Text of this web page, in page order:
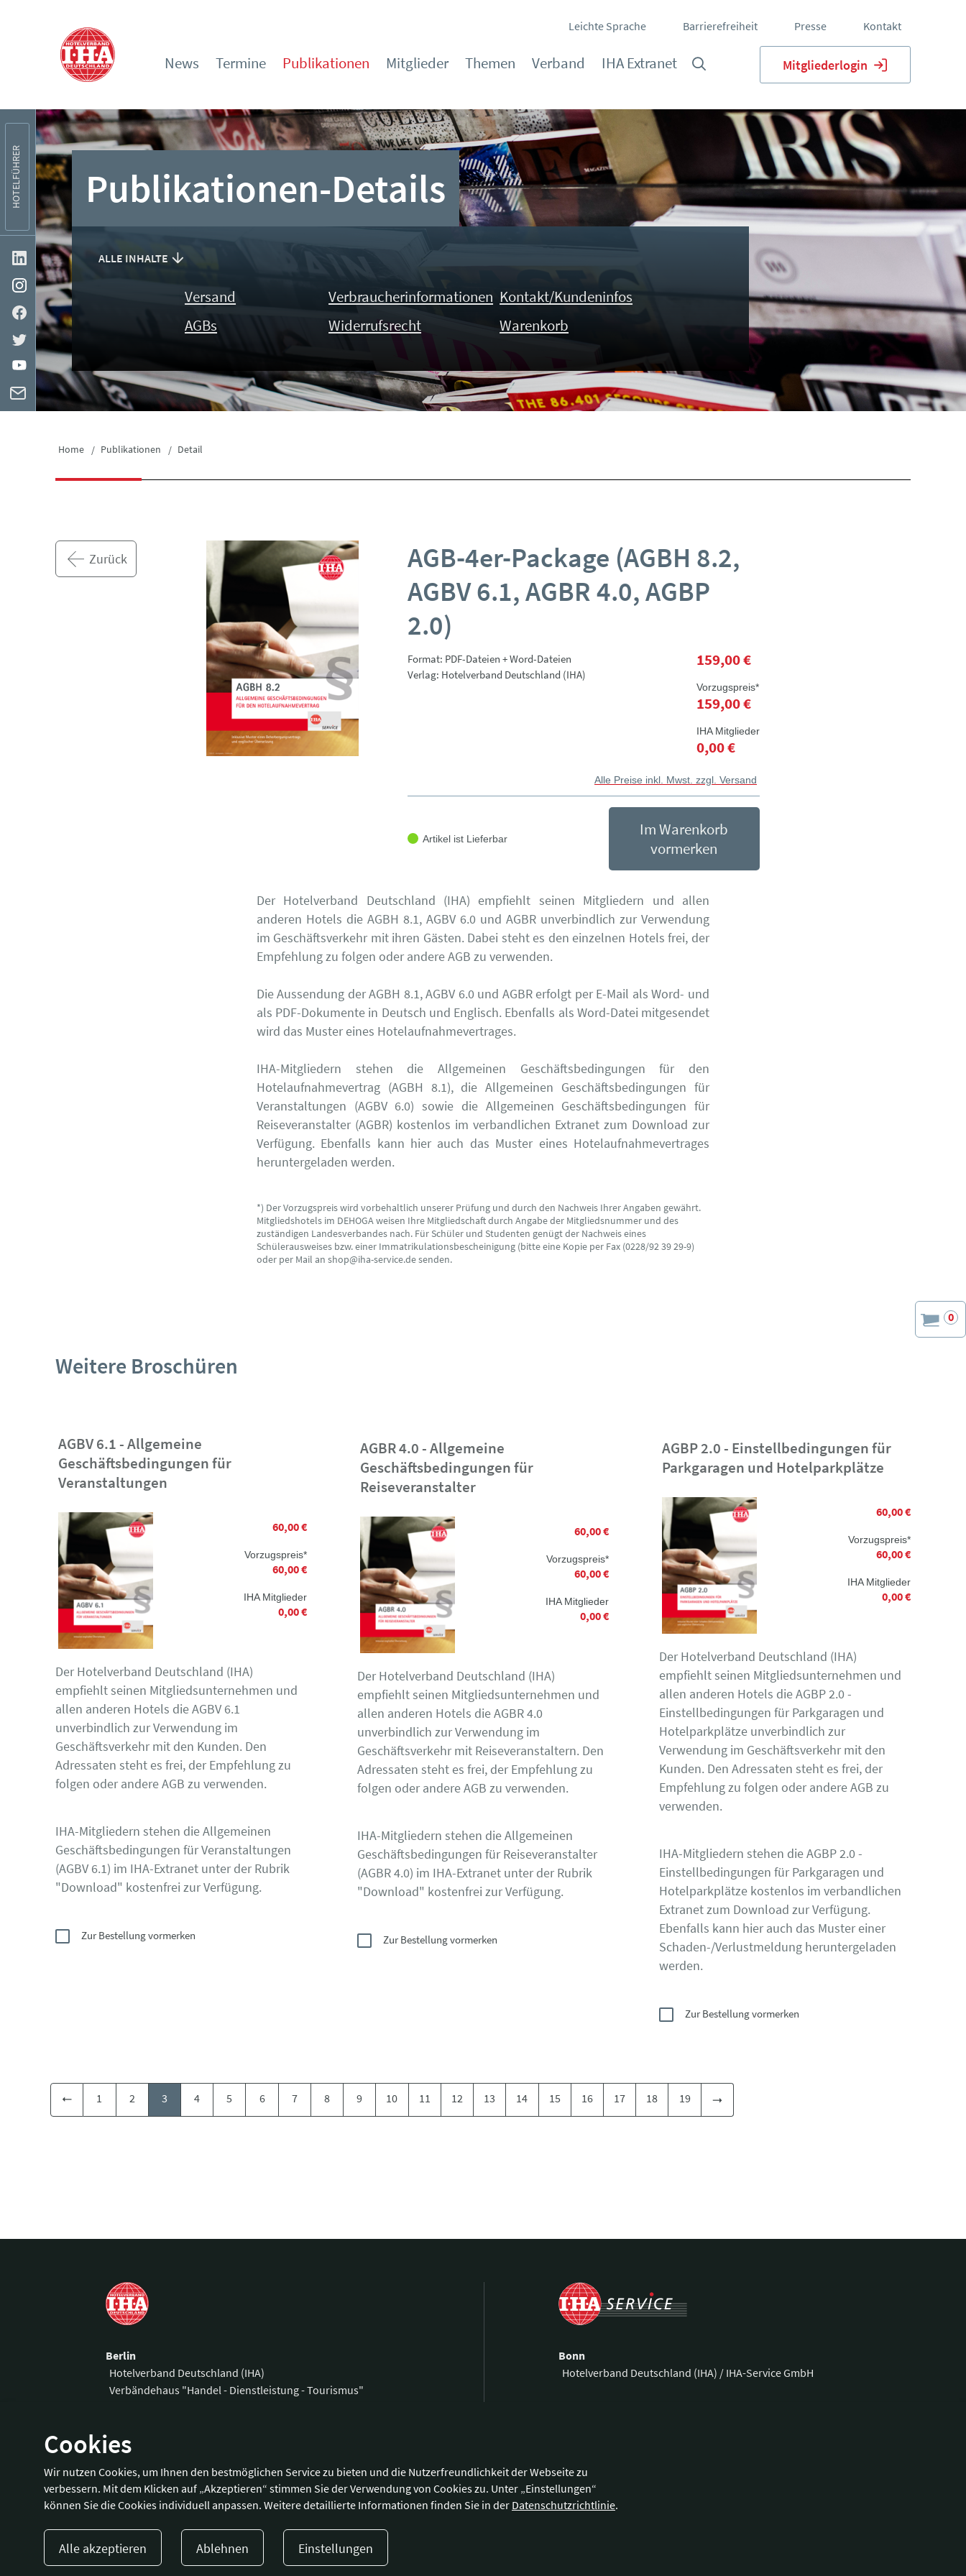
Cookies
Wir nutzen Cookies, um Ihnen den bestmöglichen Service zu bieten und die Nutzerfreundlichkeit der Webseite zu
verbessern. Mit dem Klicken auf „Akzeptieren“ stimmen Sie der Verwendung von Cookies zu. Unter „Einstellungen“
können Sie die Cookies individuell anpassen. Weitere detaillierte Informationen finden Sie in der Datenschutzrichtlinie.
Alle akzeptieren Ablehnen Einstellungen
Leichte Sprache Barrierefreiheit Presse Kontakt
News Termine Publikationen Mitglieder Themen Verband IHA Extranet Mitgliederlogin
HOTELFÜHRER Publikationen-Details
ALLE INHALTE
Versand
AGBs
Verbraucherinformationen
Widerrufsrecht
Kontakt/Kundeninfos
Warenkorb
Home Publikationen Detail
Zurück
AGB-4er-Package (AGBH 8.2,
AGBV 6.1, AGBR 4.0, AGBP
2.0)
Format: PDF-Dateien + Word-Dateien
Verlag: Hotelverband Deutschland (IHA)
159,00 €
Vorzugspreis*
159,00 €
IHA Mitglieder
0,00 €
Alle Preise inkl. Mwst. zzgl. Versand
Artikel ist Lieferbar
Im Warenkorb
vormerken
0
Der Hotelverband Deutschland (IHA) empfiehlt seinen Mitgliedern und allen
anderen Hotels die AGBH 8.1, AGBV 6.0 und AGBR unverbindlich zur Verwendung
im Geschäftsverkehr mit ihren Gästen. Dabei steht es den einzelnen Hotels frei, der
Empfehlung zu folgen oder andere AGB zu verwenden.
Die Aussendung der AGBH 8.1, AGBV 6.0 und AGBR erfolgt per E-Mail als Word- und
als PDF-Dokumente in Deutsch und Englisch. Ebenfalls als Word-Datei mitgesendet
wird das Muster eines Hotelaufnahmevertrages.
IHA-Mitgliedern stehen die Allgemeinen Geschäftsbedingungen für den
Hotelaufnahmevertrag (AGBH 8.1), die Allgemeinen Geschäftsbedingungen für
Veranstaltungen (AGBV 6.0) sowie die Allgemeinen Geschäftsbedingungen für
Reiseveranstalter (AGBR) kostenlos im verbandlichen Extranet zum Download zur
Verfügung. Ebenfalls kann hier auch das Muster eines Hotelaufnahmevertrages
heruntergeladen werden.
*) Der Vorzugspreis wird vorbehaltlich unserer Prüfung und durch den Nachweis Ihrer Angaben gewährt.
Mitgliedshotels im DEHOGA weisen Ihre Mitgliedschaft durch Angabe der Mitgliedsnummer und des
zuständigen Landesverbandes nach. Für Schüler und Studenten genügt der Nachweis eines
Schülerausweises bzw. einer Immatrikulationsbescheinigung (bitte eine Kopie per Fax (0228/92 39 29-9)
oder per Mail an shop@iha-service.de senden.
Weitere Broschüren
AGBV 6.1 - Allgemeine
Geschäftsbedingungen für
Veranstaltungen
60,00 €
Vorzugspreis*
60,00 €
IHA Mitglieder
0,00 €
Der Hotelverband Deutschland (IHA)
empfiehlt seinen Mitgliedsunternehmen und
allen anderen Hotels die AGBV 6.1
unverbindlich zur Verwendung im
Geschäftsverkehr mit den Kunden. Den
Adressaten steht es frei, der Empfehlung zu
folgen oder andere AGB zu verwenden.
IHA-Mitgliedern stehen die Allgemeinen
Geschäftsbedingungen für Veranstaltungen
(AGBV 6.1) im IHA-Extranet unter der Rubrik
"Download" kostenfrei zur Verfügung.
Zur Bestellung vormerken
AGBR 4.0 - Allgemeine
Geschäftsbedingungen für
Reiseveranstalter
60,00 €
Vorzugspreis*
60,00 €
IHA Mitglieder
0,00 €
Der Hotelverband Deutschland (IHA)
empfiehlt seinen Mitgliedsunternehmen und
allen anderen Hotels die AGBR 4.0
unverbindlich zur Verwendung im
Geschäftsverkehr mit Reiseveranstaltern. Den
Adressaten steht es frei, der Empfehlung zu
folgen oder andere AGB zu verwenden.
IHA-Mitgliedern stehen die Allgemeinen
Geschäftsbedingungen für Reiseveranstalter
(AGBR 4.0) im IHA-Extranet unter der Rubrik
"Download" kostenfrei zur Verfügung.
Zur Bestellung vormerken
AGBP 2.0 - Einstellbedingungen für
Parkgaragen und Hotelparkplätze
60,00 €
Vorzugspreis*
60,00 €
IHA Mitglieder
0,00 €
Der Hotelverband Deutschland (IHA)
empfiehlt seinen Mitgliedsunternehmen und
allen anderen Hotels die AGBP 2.0 -
Einstellbedingungen für Parkgaragen und
Hotelparkplätze unverbindlich zur
Verwendung im Geschäftsverkehr mit den
Kunden. Den Adressaten steht es frei, der
Empfehlung zu folgen oder andere AGB zu
verwenden.
IHA-Mitgliedern stehen die AGBP 2.0 -
Einstellbedingungen für Parkgaragen und
Hotelparkplätze kostenlos im verbandlichen
Extranet zum Download zur Verfügung.
Ebenfalls kann hier auch das Muster einer
Schaden-/Verlustmeldung heruntergeladen
werden.
Zur Bestellung vormerken
1 2 3 4 5 6 7 8 9 10 11 12 13 14 15 16 17 18 19
Berlin
Hotelverband Deutschland (IHA)
Verbändehaus "Handel - Dienstleistung - Tourismus"
10117 Berlin
Wegbeschreibung
Bonn
Hotelverband Deutschland (IHA) / IHA-Service GmbH
Wegbeschreibung
Presse Kontakt Impressum Datenschutzerklärung
© 2023 Hotellerie